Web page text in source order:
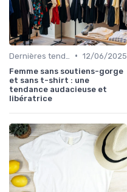
• 12/06/2025
Femme sans soutiens-gorge
et sans t-shirt : une
tendance audacieuse et
libératrice